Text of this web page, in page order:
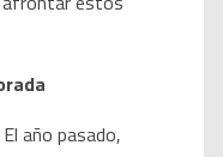
año pasado,